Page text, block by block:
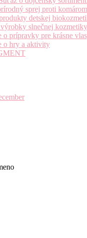
sprej proti
detskej
slnečnej kozmetiky
prípravky pre krásne
o hry a aktivity